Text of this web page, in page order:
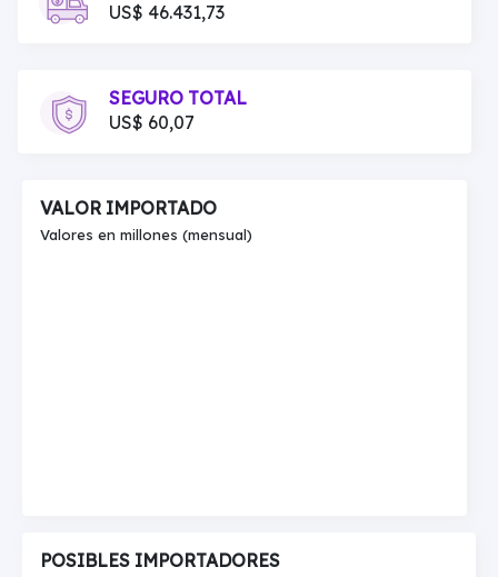
US$ 46.431,73
SEGURO TOTAL
US$ 60,07
VALOR IMPORTADO
Valores en millones (mensual)
POSIBLES IMPORTADORES